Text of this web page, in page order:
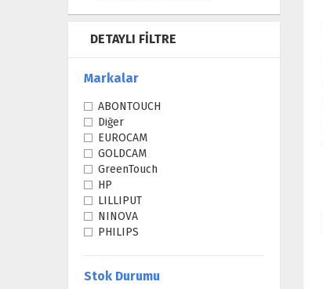
DETAYLI FILTRE
Markalar
ABONTOUCH
Diğer
EUROCAM
GOLDCAM
GreenTouch
HP
LILLIPUT
NINOVA
PHILIPS
Stok Durumu